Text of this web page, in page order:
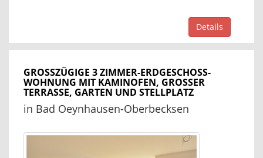
Details
GROSSZÜGIGE 3 ZIMMER-ERDGESCHOSS-W
OHNUNG MIT KAMINOFEN, GROSSER TE
RRASSE, GARTEN UND STELLPLATZ
in Bad Oeynhausen-Oberbecksen